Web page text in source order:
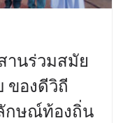
านร่วมสมัย
ของดีวิถี
กษณ์ท้องถิ่น